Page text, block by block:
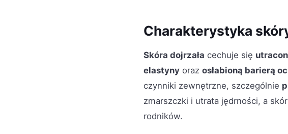
Charakterystyka
Skóra dojrzała cechuje się
elastyny oraz osłabioną barierą
czynniki zewnętrzne, szczególnie
zmarszczki i utrata jędrności, a
rodników.